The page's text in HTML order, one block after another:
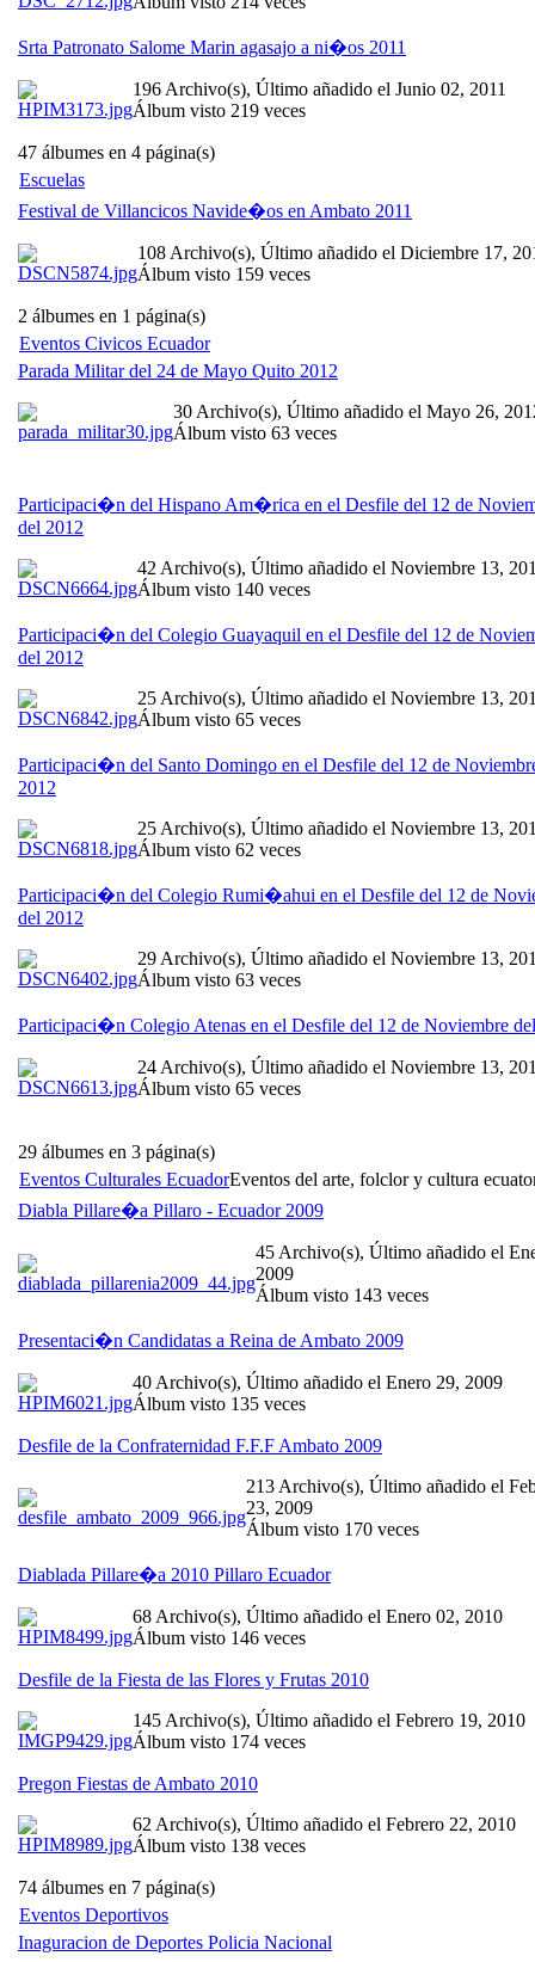
Srta Patronato Salome Marin agasajo a ni�os 2011
196 Archivo(s), Último añadido el Junio 02, 2011
Álbum visto 219 veces
47 álbumes en 4 página(s)
Escuelas
Festival de Villancicos Navide�os en Ambato 2011
108 Archivo(s), Último añadido el Diciembre 17,
Álbum visto 159 veces
2 álbumes en 1 página(s)
Eventos Civicos Ecuador
Parada Militar del 24 de Mayo Quito 2012
30 Archivo(s), Último añadido el Mayo 26,
Álbum visto 63 veces
Participaci�n del Hispano Am�rica en el Desfile del 12 de
del 2012
42 Archivo(s), Último añadido el Noviembre 13,
Álbum visto 140 veces
Participaci�n del Colegio Guayaquil en el Desfile del 12 de
del 2012
25 Archivo(s), Último añadido el Noviembre 13,
Álbum visto 65 veces
Participaci�n del Santo Domingo en el Desfile del 12 de
2012
25 Archivo(s), Último añadido el Noviembre 13,
Álbum visto 62 veces
Participaci�n del Colegio Rumi�ahui en el Desfile del 12 de
del 2012
29 Archivo(s), Último añadido el Noviembre 13,
Álbum visto 63 veces
Participaci�n Colegio Atenas en el Desfile del 12 de Noviembre
24 Archivo(s), Último añadido el Noviembre 13,
Álbum visto 65 veces
29 álbumes en 3 página(s)
Eventos Culturales EcuadorEventos del arte, folclor y cultura
Diabla Pillare�a Pillaro - Ecuador 2009
45 Archivo(s), Último añadido el
2009
Álbum visto 143 veces
Presentaci�n Candidatas a Reina de Ambato 2009
40 Archivo(s), Último añadido el Enero 29, 2009
Álbum visto 135 veces
Desfile de la Confraternidad F.F.F Ambato 2009
213 Archivo(s), Último añadido el
23, 2009
Álbum visto 170 veces
Diablada Pillare�a 2010 Pillaro Ecuador
68 Archivo(s), Último añadido el Enero 02, 2010
Álbum visto 146 veces
Desfile de la Fiesta de las Flores y Frutas 2010
145 Archivo(s), Último añadido el Febrero 19, 2010
Álbum visto 174 veces
Pregon Fiestas de Ambato 2010
62 Archivo(s), Último añadido el Febrero 22, 2010
Álbum visto 138 veces
74 álbumes en 7 página(s)
Eventos Deportivos
Inaguracion de Deportes Policia Nacional